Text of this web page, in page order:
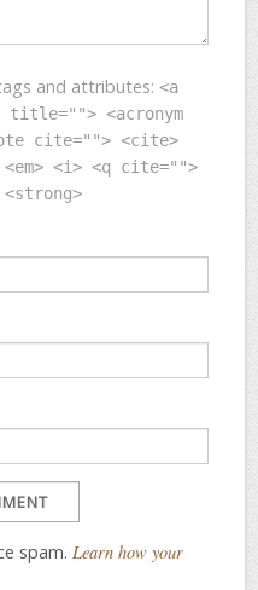
and attributes: <a
<acronym
cite=""> <cite>
<i> <q cite="">
spam. Learn how your